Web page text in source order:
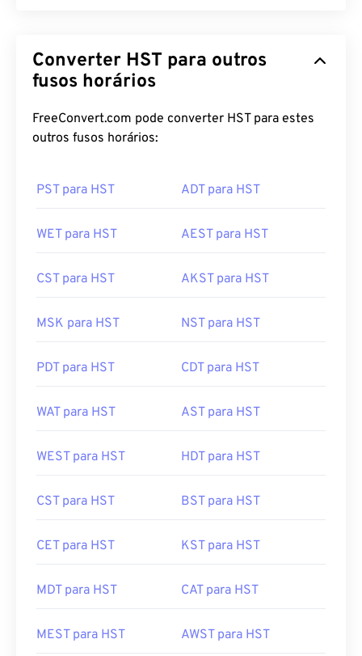
Converter HST para outros
fusos horários
FreeConvert.com pode converter HST para estes
outros fusos horários:
PST para HST ADT para HST
WET para HST AEST para HST
CST para HST AKST para HST
MSK para HST NST para HST
PDT para HST CDT para HST
WAT para HST AST para HST
WEST para HST HDT para HST
CST para HST BST para HST
CET para HST KST para HST
MDT para HST CAT para HST
MEST para HST AWST para HST